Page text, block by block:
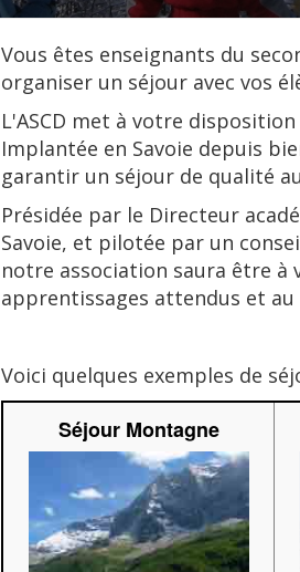
Vous êtes enseignants du
organiser un séjour avec vos
L'ASCD met à votre
Implantée en Savoie depuis
garantir un séjour de qualité
Présidée par le Directeur
Savoie, et pilotée par un
notre association saura être à
apprentissages attendus et
Voici quelques exemples de
Séjour Montagne